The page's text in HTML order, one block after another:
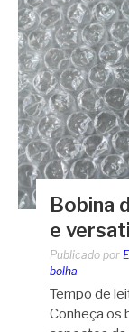
Bobina
e
Publicado por
bolha
Tempo de
Conheça os